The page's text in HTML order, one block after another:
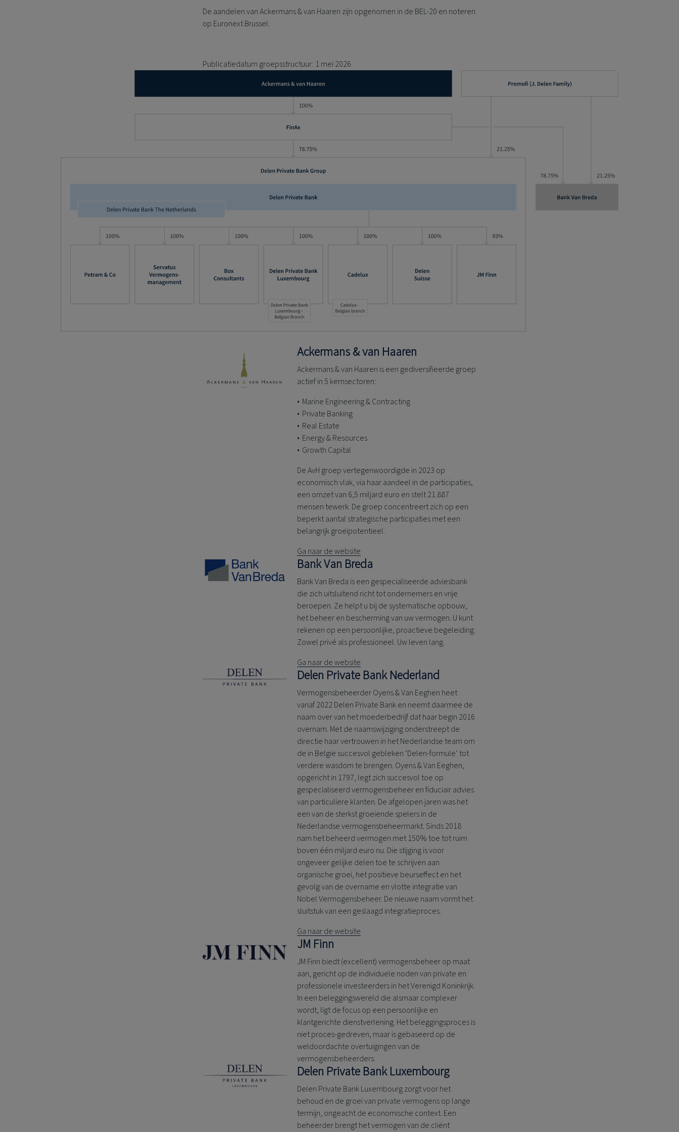
De aandelen van Ackermans & van Haaren zijn opgenomen in de BEL-20 en noteren
op Euronext Brussel.
Publicatiedatum groepsstructuur: 1 mei 2026
Ackermans & van Haaren
Ackermans & van Haaren is een gediversifieerde groep
actief in 5 kernsectoren:
Marine Engineering & Contracting
Private Banking
Real Estate
Energy & Resources
Growth Capital
De AvH groep vertegenwoordigde in 2023 op
economisch vlak, via haar aandeel in de participaties,
een omzet van 6,5 miljard euro en stelt 21.887
mensen tewerk. De groep concentreert zich op een
beperkt aantal strategische participaties met een
belangrijk groeipotentieel.
Ga naar de website
Bank Van Breda
Bank Van Breda is een gespecialiseerde adviesbank
die zich uitsluitend richt tot ondernemers en vrije
beroepen. Ze helpt u bij de systematische opbouw,
het beheer en bescherming van uw vermogen. U kunt
rekenen op een persoonlijke, proactieve begeleiding.
Zowel privé als professioneel. Uw leven lang.
Ga naar de website
Delen Private BankNederland
Vermogensbeheerder Oyens & Van Eeghen heet
vanaf 2022Delen Private Banken neemt daarmee de
naam over van het moederbedrijf dat haar begin 2016
overnam. Met de naamswijziging onderstreept de
directie haar vertrouwen in het Nederlandse team om
de in België succesvol gebleken ‘Delen-formule’ tot
verdere wasdom te brengen. Oyens & Van Eeghen,
opgericht in 1797, legt zich succesvol toe op
gespecialiseerd vermogensbeheer en fiduciair advies
van particuliere klanten. De afgelopen jaren was het
een van de sterkst groeiende spelers in de
Nederlandse vermogensbeheermarkt. Sinds 2018
nam het beheerd vermogen met 150% toe tot ruim
boven één miljard euro nu. Die stijging is voor
ongeveer gelijke delen toe te schrijven aan
organische groei, het positieve beurseffect en het
gevolg van de overname en vlotte integratie van
Nobel Vermogensbeheer. De nieuwe naam vormt het
sluitstuk van een geslaagd integratieproces.
Ga naar de website
JM Finn
JM Finn biedt (excellent) vermogensbeheer op maat
aan, gericht op de individuele noden van private en
professionele investeerders in het Verenigd Koninkrijk.
In een beleggingswereld die alsmaar complexer
wordt, ligt de focus op een persoonlijke en
klantgerichte dienstverlening. Het beleggingsproces is
niet proces-gedreven, maar is gebaseerd op de
weldoordachte overtuigingen van de
vermogensbeheerders.
Delen Private BankLuxembourg
Delen Private BankLuxembourg zorgt voor het
behoud en de groei van private vermogens op lange
termijn, ongeacht de economische context. Een
beheerder brengt het vermogen van de cliënt